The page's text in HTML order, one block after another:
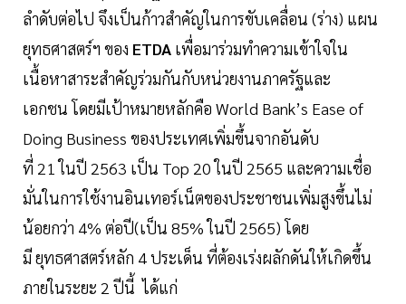
ลำดับต่อไป จึงเป็นก้าวสำคัญในการขับเคลื่อน (ร่าง) แผน
ยุทธศาสตร์ฯ ของ ETDA เพื่อมาร่วมทำความเข้าใจใน
เนื้อหาสาระสำคัญร่วมกันกับหน่วยงานภาครัฐและ
เอกชน โดยมีเป้าหมายหลักคือ World Bank’s Ease of
Doing Business ของประเทศเพิ่มขึ้นจากอันดับ
ที่ 21 ในปี 2563 เป็น Top 20 ในปี 2565 และความเชื่อ
มั่นในการใช้งานอินเทอร์เน็ตของประชาชนเพิ่มสูงขึ้นไม่
น้อยกว่า 4% ต่อปี(เป็น 85% ในปี 2565) โดย
มี ยุทธศาสตร์หลัก 4 ประเด็น ที่ต้องเร่งผลักดันให้เกิดขึ้น
ภายในระยะ 2 ปีนี้ ได้แก่